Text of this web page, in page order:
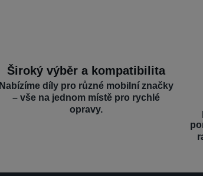
Široký výběr a kompatibilita
Nabízíme díly pro různé mobilní značky
– vše na jednom místě pro rychlé
opravy.